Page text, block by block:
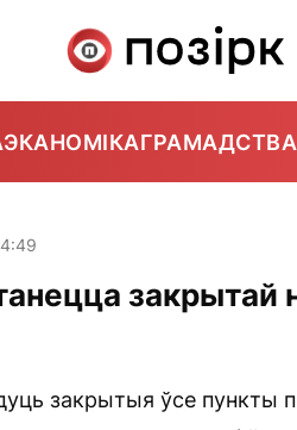
ЭКАНОМІКАГРАМАДСТВА
закрытай
закрытыя ўсе пункты